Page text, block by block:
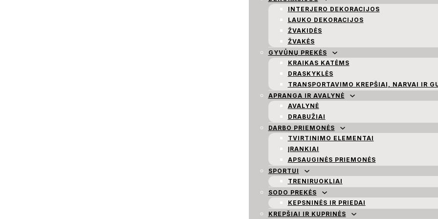
INTERJERO DEKORACIJOS
LAUKO DEKORACIJOS
ŽVAKIDĖS
ŽVAKĖS
GYVŪNŲ PREKĖS
KRAIKAS KATĖMS
DRASKYKLĖS
TRANSPORTAVIMO KREPŠIAI, NARVAI IR
APRANGA IR AVALYNĖ
AVALYNĖ
DRABUŽIAI
DARBO PRIEMONĖS
TVIRTINIMO ELEMENTAI
ĮRANKIAI
APSAUGINĖS PRIEMONĖS
SPORTUI
TRENIRUOKLIAI
SODO PREKĖS
KEPSNINĖS IR PRIEDAI
KREPŠIAI IR KUPRINĖS